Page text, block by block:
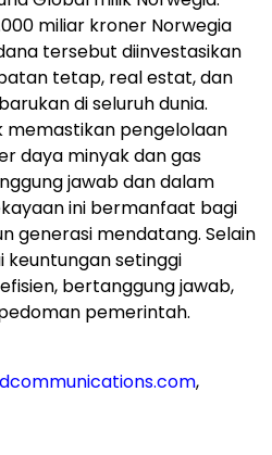
miliar kroner Norwegia
tersebut diinvestasikan
tetap, real estat, dan
di seluruh dunia.
memastikan pengelolaan
daya minyak dan gas
jawab dan dalam
ini bermanfaat bagi
generasi mendatang. Selain
keuntungan setinggi
bertanggung jawab,
pemerintah.
,